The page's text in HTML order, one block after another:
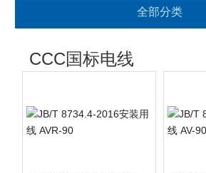
产品展示
技术支持
新闻动态
全部分类
CCC国标电线